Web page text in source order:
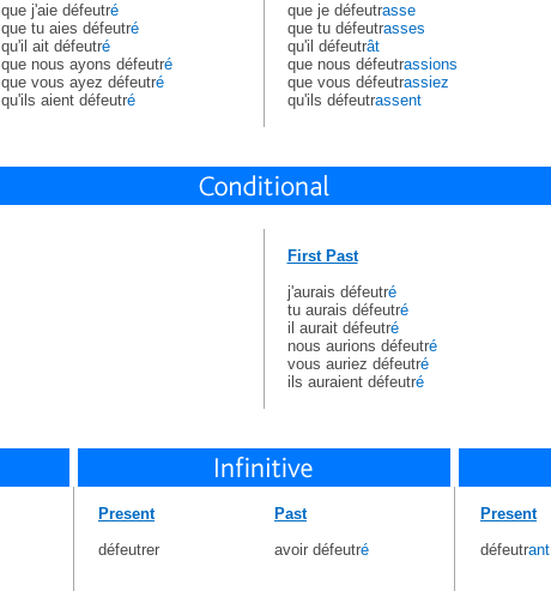
que j'aie défeutré
que tu aies défeutré
qu'il ait défeutré
que nous ayons défeutré
que vous ayez défeutré
qu'ils aient défeutré
que je défeutrasse
que tu défeutrasses
qu'il défeutrât
que nous défeutrassions
que vous défeutrassiez
qu'ils défeutrassent
First Past
j'aurais défeutré
tu aurais défeutré
il aurait défeutré
nous aurions défeutré
vous auriez défeutré
ils auraient défeutré
Present
défeutrer
Past
avoir défeutré
Present
défeutrant